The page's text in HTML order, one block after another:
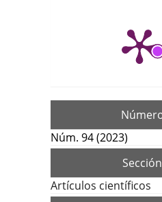
Núm. 94 (2023)
Sección
Artículos científicos